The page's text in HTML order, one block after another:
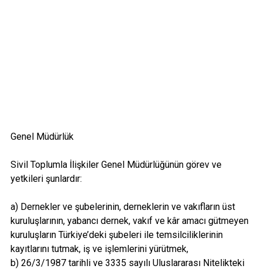
Genel Müdürlük
Sivil Toplumla İlişkiler Genel Müdürlüğünün görev ve
yetkileri şunlardır:
a) Dernekler ve şubelerinin, derneklerin ve vakıfların üst
kuruluşlarının, yabancı dernek, vakıf ve kâr amacı gütmeyen
kuruluşların Türkiye’deki şubeleri ile temsilciliklerinin
kayıtlarını tutmak, iş ve işlemlerini yürütmek,
b) 26/3/1987 tarihli ve 3335 sayılı Uluslararası Nitelikteki